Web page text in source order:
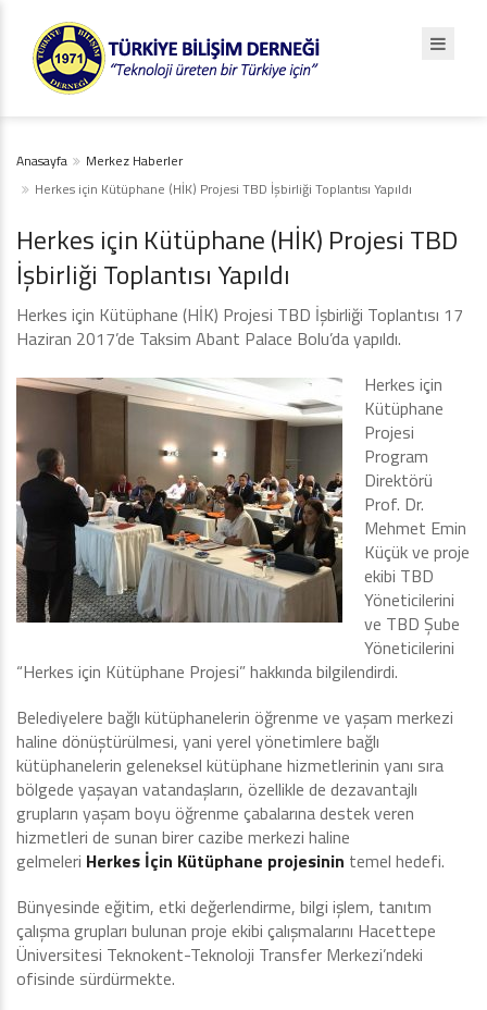
Anasayfa
Merkez Haberler
Herkes için Kütüphane (HİK) Projesi TBD İşbirliği Toplantısı Yapıldı
Herkes için Kütüphane (HİK) Projesi TBD
İşbirliği Toplantısı Yapıldı
Herkes için Kütüphane (HİK) Projesi TBD İşbirliği Toplantısı 17
Haziran 2017’de Taksim Abant Palace Bolu’da yapıldı.
Herkes için
Kütüphane
Projesi
Program
Direktörü
Prof. Dr.
Mehmet Emin
Küçük ve proje
ekibi TBD
Yöneticilerini
ve TBD Şube
Yöneticilerini
“Herkes için Kütüphane Projesi” hakkında bilgilendirdi.
Belediyelere bağlı kütüphanelerin öğrenme ve yaşam merkezi
haline dönüştürülmesi, yani yerel yönetimlere bağlı
kütüphanelerin geleneksel kütüphane hizmetlerinin yanı sıra
bölgede yaşayan vatandaşların, özellikle de dezavantajlı
grupların yaşam boyu öğrenme çabalarına destek veren
hizmetleri de sunan birer cazibe merkezi haline
gelmeleri Herkes İçin Kütüphane projesinin temel hedefi.
Bünyesinde eğitim, etki değerlendirme, bilgi işlem, tanıtım
çalışma grupları bulunan proje ekibi çalışmalarını Hacettepe
Üniversitesi Teknokent-Teknoloji Transfer Merkezi’ndeki
ofisinde sürdürmekte.